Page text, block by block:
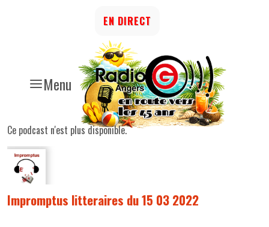
Menu
EN DIRECT
Ce podcast n'est plus disponible.
Impromptus litteraires du 15 03 2022